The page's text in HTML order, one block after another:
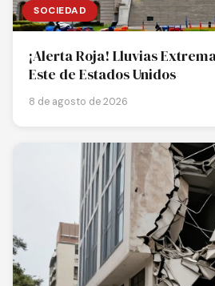
SOCIEDAD
¡Alerta Roja! Lluvias
Este de Estados Unidos
8 de agosto de 2026